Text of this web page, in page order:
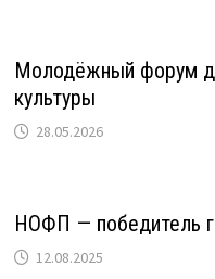
Молодёжный форум
культуры
28.05.2026
НОФП — победитель
12.08.2025